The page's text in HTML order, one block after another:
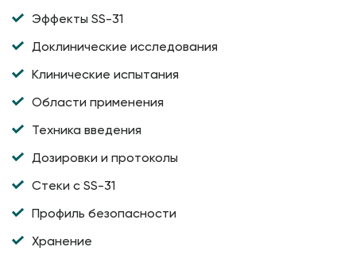
Эффекты SS-31
Доклинические исследования
Клинические испытания
Области применения
Техника введения
Дозировки и протоколы
Стеки с SS-31
Профиль безопасности
Хранение